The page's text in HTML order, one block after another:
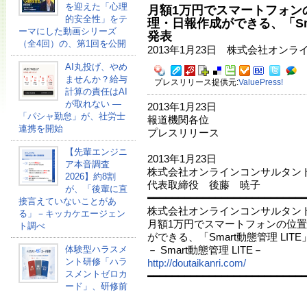
を迎えた「心理
的安全性」をテ
ーマにした動画シリーズ
（全4回）の、第1回を公開
AI丸投げ、やめ
ませんか？給与
計算の責任はAI
が取れない ―
「パシャ勤怠」が、社労士
連携を開始
【先輩エンジニ
ア本音調査
2026】約8割
が、「後輩に直
接言えていないことがあ
る」－キッカケエージェン
ト調べ
体験型ハラスメ
ント研修「ハラ
スメントゼロカ
ード」、研修前
月額1万円でスマートフォ
理・日報作成ができる、「
発表
2013年1月23日 株式会社オンラ
プレスリリース提供元:ValuePress!
2013年1月23日
報道機関各位
プレスリリース
2013年1月23日
株式会社オンラインコンサルタン
代表取締役 後藤 暁子
株式会社オンラインコンサルタン
月額1万円でスマートフォンの位
ができる、「Smart動態管理 LITE
－ Smart動態管理 LITE－
http://doutaikanri.com/